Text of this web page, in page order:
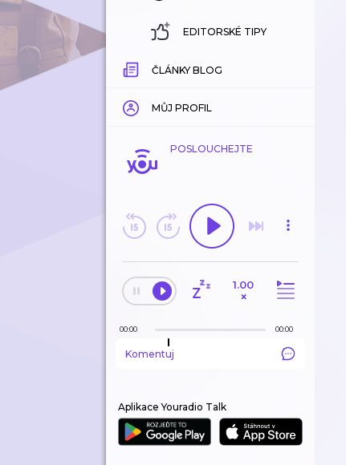
EDITORSKÉ TIPY
ČLÁNKY BLOG
MŮJ PROFIL
POSLOUCHEJTE
1.00
×
00:00 00:00
Komentuj
Aplikace Youradio Talk